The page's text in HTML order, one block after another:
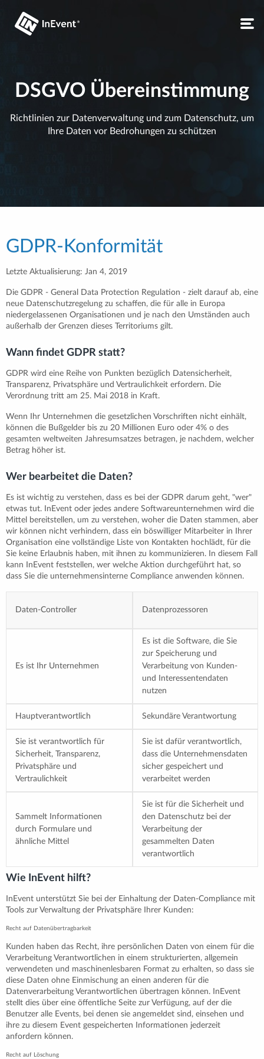
DSGVO Übereinstimmung
Richtlinien zur Datenverwaltung und zum Datenschutz, um
Ihre Daten vor Bedrohungen zu schützen
GDPR-Konformität
Letzte Aktualisierung: Jan 4, 2019
Die GDPR - General Data Protection Regulation - zielt darauf ab, eine
neue Datenschutzregelung zu schaffen, die für alle in Europa
niedergelassenen Organisationen und je nach den Umständen auch
außerhalb der Grenzen dieses Territoriums gilt.
Wann findet GDPR statt?
GDPR wird eine Reihe von Punkten bezüglich Datensicherheit,
Transparenz, Privatsphäre und Vertraulichkeit erfordern. Die
Verordnung tritt am 25. Mai 2018 in Kraft.
Wenn Ihr Unternehmen die gesetzlichen Vorschriften nicht einhält,
können die Bußgelder bis zu 20 Millionen Euro oder 4% o des
gesamten weltweiten Jahresumsatzes betragen, je nachdem, welcher
Betrag höher ist.
Wer bearbeitet die Daten?
Es ist wichtig zu verstehen, dass es bei der GDPR darum geht, "wer"
etwas tut. InEvent oder jedes andere Softwareunternehmen wird die
Mittel bereitstellen, um zu verstehen, woher die Daten stammen, aber
wir können nicht verhindern, dass ein böswilliger Mitarbeiter in Ihrer
Organisation eine vollständige Liste von Kontakten hochlädt, für die
Sie keine Erlaubnis haben, mit ihnen zu kommunizieren. In diesem Fall
kann InEvent feststellen, wer welche Aktion durchgeführt hat, so
dass Sie die unternehmensinterne Compliance anwenden können.
Daten-Controller Datenprozessoren
Es ist Ihr Unternehmen
Es ist die Software, die Sie
zur Speicherung und
Verarbeitung von Kunden-
und Interessentendaten
nutzen
Hauptverantwortlich Sekundäre Verantwortung
Sie ist verantwortlich für
Sicherheit, Transparenz,
Privatsphäre und
Vertraulichkeit
Sie ist dafür verantwortlich,
dass die Unternehmensdaten
sicher gespeichert und
verarbeitet werden
Sammelt Informationen
durch Formulare und
ähnliche Mittel
Sie ist für die Sicherheit und
den Datenschutz bei der
Verarbeitung der
gesammelten Daten
verantwortlich
Wie InEvent hilft?
InEvent unterstützt Sie bei der Einhaltung der Daten-Compliance mit
Tools zur Verwaltung der Privatsphäre Ihrer Kunden:
Recht auf Datenübertragbarkeit
Kunden haben das Recht, ihre persönlichen Daten von einem für die
Verarbeitung Verantwortlichen in einem strukturierten, allgemein
verwendeten und maschinenlesbaren Format zu erhalten, so dass sie
diese Daten ohne Einmischung an einen anderen für die
Datenverarbeitung Verantwortlichen übertragen können. InEvent
stellt dies über eine öffentliche Seite zur Verfügung, auf der die
Benutzer alle Events, bei denen sie angemeldet sind, einsehen und
ihre zu diesem Event gespeicherten Informationen jederzeit
anfordern können.
Recht auf Löschung